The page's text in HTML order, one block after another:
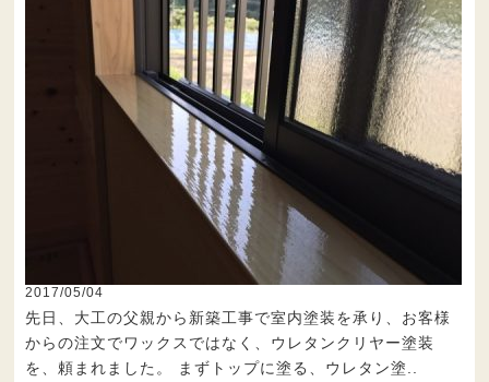
2017/05/04
先日、大工の父親から新築工事で室内塗装を承り、お客様
からの注文でワックスではなく、ウレタンクリヤー塗装
を、頼まれました。 まずトップに塗る、ウレタン塗..